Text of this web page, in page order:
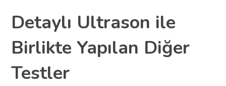
Detaylı Ultrason ile
Birlikte Yapılan Diğer
Testler